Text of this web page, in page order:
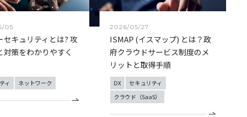
05
セキュリティとは? 攻
対策をわかりやすく
ィ ネットワーク
2026/05/27
ISMAP (イスマップ) とは？政
府クラウドサービス制度のメ
リットと取得手順
DX
セキュリティ
クラウド（SaaS）